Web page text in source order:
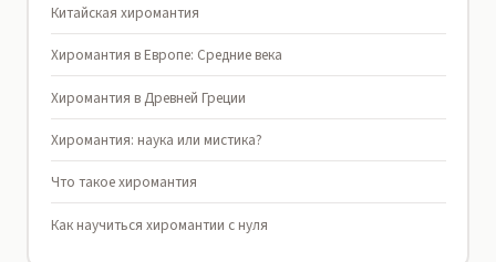
Китайская хиромантия
Хиромантия в Европе: Средние века
Хиромантия в Древней Греции
Хиромантия: наука или мистика?
Что такое хиромантия
Как научиться хиромантии с нуля